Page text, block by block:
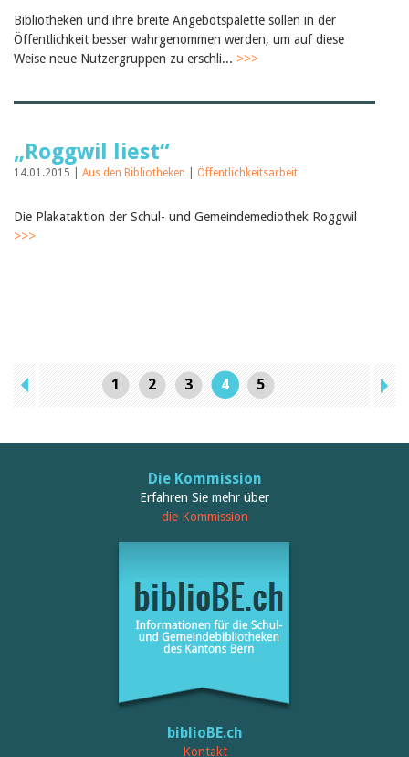
Bibliotheken und ihre breite Angebotspalette sollen in der
Öffentlichkeit besser wahrgenommen werden, um auf diese
Weise neue Nutzergruppen zu erschli... >>>
„Roggwil liest“
14.01.2015 | Aus den Bibliotheken Öffentlichkeitsarbeit
Die Plakataktion der Schul- und Gemeindemediothek Roggwil
>>>
1 2 3 4 5
Die Kommission
Erfahren Sie mehr über
die Kommission
biblioBE.ch
Kontakt